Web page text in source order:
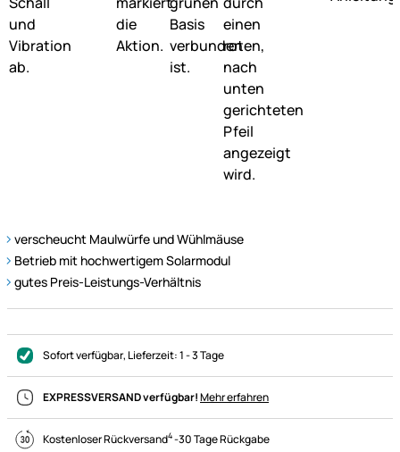
verscheucht Maulwürfe und Wühlmäuse
Betrieb mit hochwertigem Solarmodul
gutes Preis-Leistungs-Verhältnis
Sofort verfügbar, Lieferzeit:1 - 3 Tage
EXPRESSVERSAND verfügbar!Mehr erfahren
Kostenloser Rückversand4-30 Tage Rückgabe